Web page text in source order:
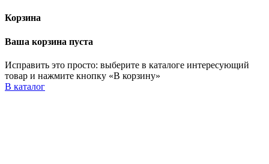
Корзина
Ваша корзина пуста
Исправить это просто: выберите в каталоге интересующий
товар и нажмите кнопку «В корзину»
В каталог